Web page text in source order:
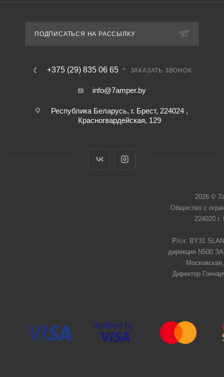
ПОДПИСАТЬСЯ НА РАССЫЛКУ
+375 (29) 835 06 65 ЗАКАЗАТЬ ЗВОНОК
info@7amper.by
Республика Беларусь, г. Брест, 224024 ,
Красногвардейская, 129
2026 ©
Общество с
224020
Р/сч: BY31
дирекция N500
Директор